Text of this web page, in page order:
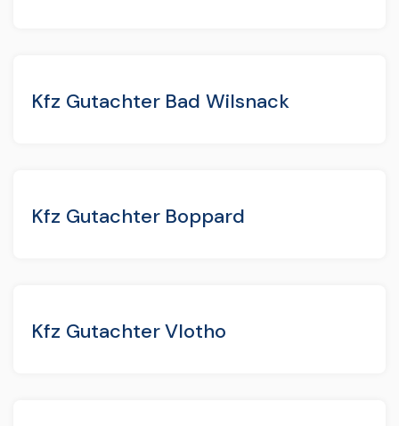
Kfz Gutachter Bad Wilsnack
Kfz Gutachter Boppard
Kfz Gutachter Vlotho